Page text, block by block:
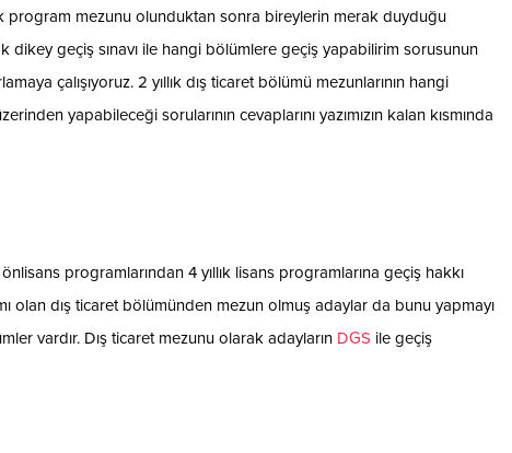
program mezunu olunduktan sonra bireylerin merak duyduğu
dikey geçiş sınavı ile hangi bölümlere geçiş yapabilirim sorusunun
çalışıyoruz. 2 yıllık dış ticaret bölümü mezunlarının hangi
yapabileceği sorularının cevaplarını yazımızın kalan kısmında
programlarından 4 yıllık lisans programlarına geçiş hakkı
olan dış ticaret bölümünden mezun olmuş adaylar da bunu yapmayı
vardır. Dış ticaret mezunu olarak adayların DGS ile geçiş